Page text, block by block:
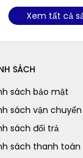
Xem tất cả
SÁCH
sách bảo mật
sách vận chuyển
sách đổi trả
sách thanh toán